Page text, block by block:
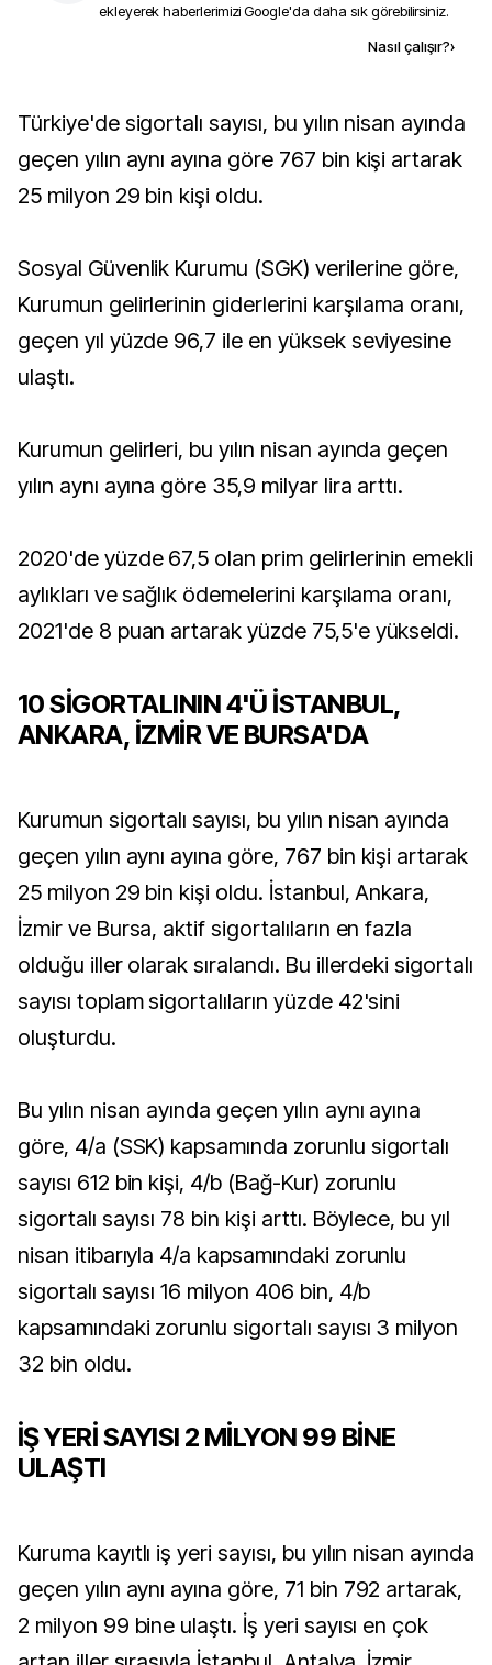
ekleyerek haberlerimizi Google'da daha sık görebilirsiniz.
Nasıl çalışır?›
Türkiye'de sigortalı sayısı, bu yılın nisan ayında
geçen yılın aynı ayına göre 767 bin kişi artarak
25 milyon 29 bin kişi oldu.
Sosyal Güvenlik Kurumu (SGK) verilerine göre,
Kurumun gelirlerinin giderlerini karşılama oranı,
geçen yıl yüzde 96,7 ile en yüksek seviyesine
ulaştı.
Kurumun gelirleri, bu yılın nisan ayında geçen
yılın aynı ayına göre 35,9 milyar lira arttı.
2020'de yüzde 67,5 olan prim gelirlerinin emekli
aylıkları ve sağlık ödemelerini karşılama oranı,
2021'de 8 puan artarak yüzde 75,5'e yükseldi.
10 SİGORTALININ 4'Ü İSTANBUL,
ANKARA, İZMİR VE BURSA'DA
Kurumun sigortalı sayısı, bu yılın nisan ayında
geçen yılın aynı ayına göre, 767 bin kişi artarak
25 milyon 29 bin kişi oldu. İstanbul, Ankara,
İzmir ve Bursa, aktif sigortalıların en fazla
olduğu iller olarak sıralandı. Bu illerdeki sigortalı
sayısı toplam sigortalıların yüzde 42'sini
oluşturdu.
Bu yılın nisan ayında geçen yılın aynı ayına
göre, 4/a (SSK) kapsamında zorunlu sigortalı
sayısı 612 bin kişi, 4/b (Bağ-Kur) zorunlu
sigortalı sayısı 78 bin kişi arttı. Böylece, bu yıl
nisan itibarıyla 4/a kapsamındaki zorunlu
sigortalı sayısı 16 milyon 406 bin, 4/b
kapsamındaki zorunlu sigortalı sayısı 3 milyon
32 bin oldu.
İŞ YERİ SAYISI 2 MİLYON 99 BİNE
ULAŞTI
Kuruma kayıtlı iş yeri sayısı, bu yılın nisan ayında
geçen yılın aynı ayına göre, 71 bin 792 artarak,
2 milyon 99 bine ulaştı. İş yeri sayısı en çok